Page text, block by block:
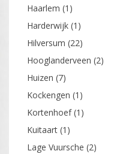
Haarlem (1)
Harderwijk (1)
Hilversum (22)
Hooglanderveen (2)
Huizen (7)
Kockengen (1)
Kortenhoef(1)
Kuitaart (1)
Lage Vuursche (2)